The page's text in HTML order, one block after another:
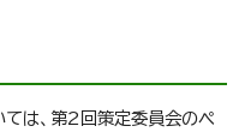
は、第2回策定委員会のペ